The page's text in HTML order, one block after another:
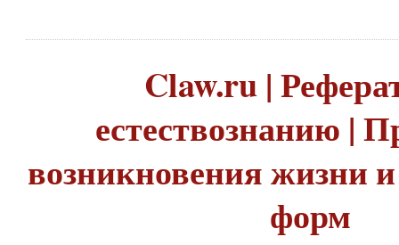
Claw.ru |
естествознанию |
возникновения жизни
форм